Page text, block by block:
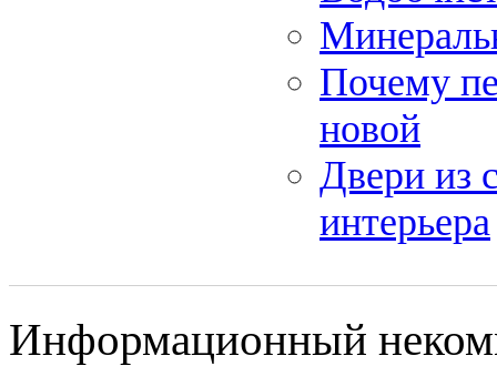
Почему
новой
Двери из
интерьера
Информационный